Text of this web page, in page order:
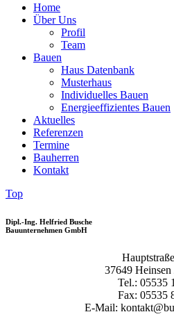
Home
Über Uns
Profil
Team
Bauen
Haus Datenbank
Musterhaus
Individuelles Bauen
Energieeffizientes Bauen
Aktuelles
Referenzen
Termine
Bauherren
Kontakt
Top
Dipl.-Ing. Helfried Busche
Bauunternehmen GmbH
37649 Heinsen
Tel.: 05535
Fax: 05535
E-Mail: